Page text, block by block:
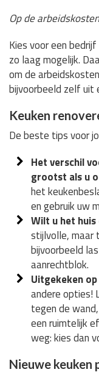
Op de
Kies voor een
zo laag mogelijk.
om de
bijvoorbeeld zelf uit
Keuken
De beste tips voor
Het verschil
grootst als u
het
en gebruik uw
Wilt u het
stijlvolle, maar
bijvoorbeeld
aanrechtblok.
Uitgekeken
andere opties!
tegen de
een ruimtelijk
weg: kies dan
Nieuwe keuken